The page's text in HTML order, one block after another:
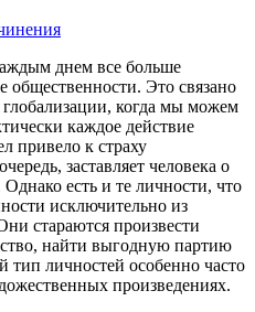
днем все больше
Это связано
когда мы можем
каждое действие
привело к страху
заставляет человека о
есть и те личности, что
исключительно из
стараются произвести
найти выгодную партию
тип личностей особенно часто
произведениях.